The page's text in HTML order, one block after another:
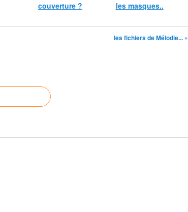
couverture ?
les masques..
les fichiers de Mélodie... »